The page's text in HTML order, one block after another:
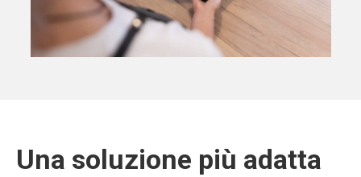
Una soluzione più adatta